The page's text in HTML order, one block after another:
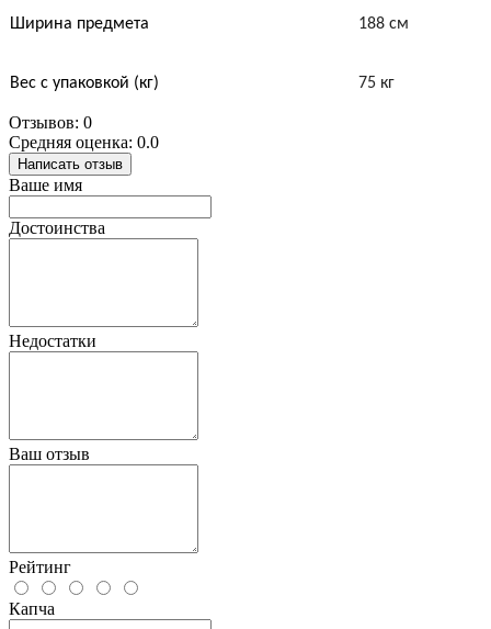
Ширина предмета 188 см
Вес с упаковкой (кг) 75 кг
Отзывов: 0
Средняя оценка: 0.0
Написать отзыв
Ваше имя
Достоинства
Недостатки
Ваш отзыв
Рейтинг
Капча